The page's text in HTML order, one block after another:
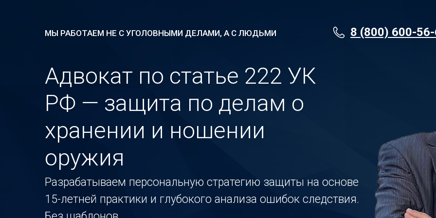
Адвокат по статье 222 УК
РФ — защита по делам о
хранении и ношении
оружия
Разрабатываем персональную стратегию защиты на основе
15-летней практики и глубокого анализа ошибок следствия.
МЫ РАБОТАЕМ НЕ С УГОЛОВНЫМИ ДЕЛАМИ, А С ЛЮДЬМИ 8 (800) 600-